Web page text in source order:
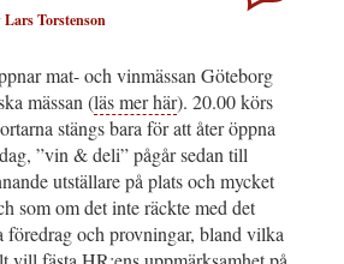
Lars Torstenson
mat- och vinmässan Göteborg
mässan (läs mer här). 20.00 körs
stängs bara för att åter öppna
”vin & deli” pågår sedan till
utställare på plats och mycket
som om det inte räckte med det
föredrag och provningar, bland vilka